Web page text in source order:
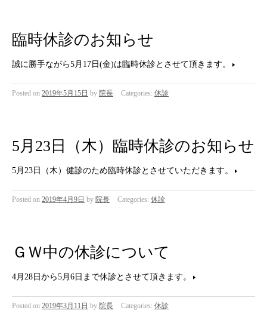
臨時休診のお知らせ
誠に勝手ながら5月17日(金)は臨時休診とさせて頂きます。
Posted on 2019年5月15日 by 院長 Categories: 休診
5月23日（木）臨時休診のお知らせ
5月23日（木）健診のため臨時休診とさせていただきます。
Posted on 2019年4月9日 by 院長 Categories: 休診
ＧＷ中の休診について
4月28日から5月6日まで休診とさせて頂きます。
Posted on 2019年3月11日 by 院長 Categories: 休診